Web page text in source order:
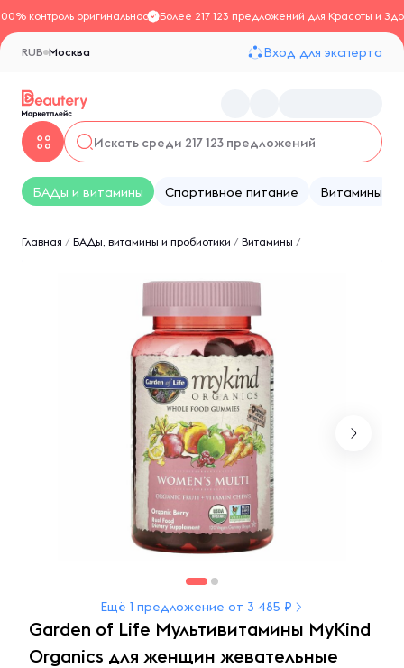
контроль оригинальностиБолее 217 123 предложений для Красоты и
Москва
RUB Вход для эксперта
БАДы и витамины Спортивное питание Витамины
Главная / БАДы, витамины и пробиотики / Витамины /
Ещё 1 предложение от 3 485 ₽
Garden of Life Мультивитамины MyKind
Organics для женщин жевательные